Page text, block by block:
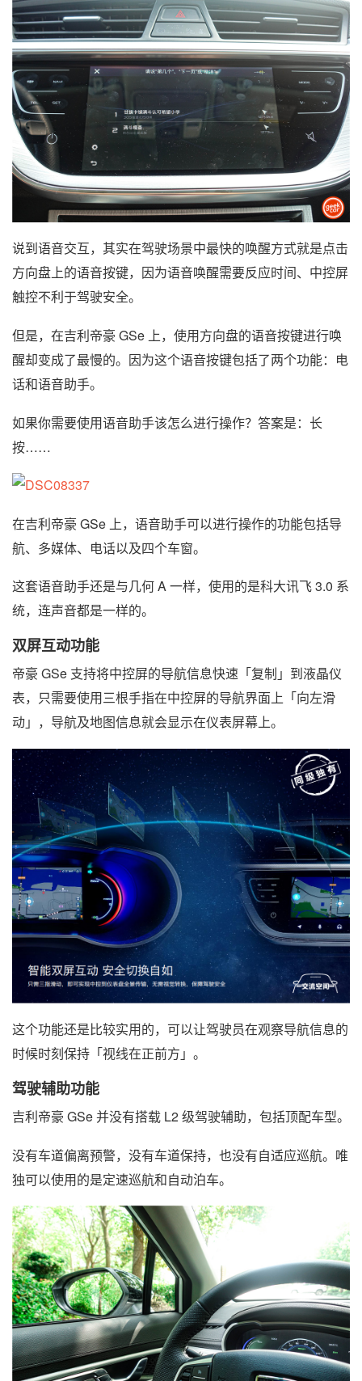
说到语音交互，其实在驾驶场景中最快的唤醒方式就是点击
方向盘上的语音按键，因为语音唤醒需要反应时间、中控屏
触控不利于驾驶安全。
但是，在吉利帝豪 GSe 上，使用方向盘的语音按键进行唤
醒却变成了最慢的。因为这个语音按键包括了两个功能：电
话和语音助手。
如果你需要使用语音助手该怎么进行操作？答案是：长
按……
在吉利帝豪 GSe 上，语音助手可以进行操作的功能包括导
航、多媒体、电话以及四个车窗。
这套语音助手还是与几何 A 一样，使用的是科大讯飞 3.0 系
统，连声音都是一样的。
双屏互动功能
帝豪 GSe 支持将中控屏的导航信息快速「复制」到液晶仪
表，只需要使用三根手指在中控屏的导航界面上「向左滑
动」，导航及地图信息就会显示在仪表屏幕上。
这个功能还是比较实用的，可以让驾驶员在观察导航信息的
时候时刻保持「视线在正前方」。
驾驶辅助功能
吉利帝豪 GSe 并没有搭载 L2 级驾驶辅助，包括顶配车型。
没有车道偏离预警，没有车道保持，也没有自适应巡航。唯
独可以使用的是定速巡航和自动泊车。